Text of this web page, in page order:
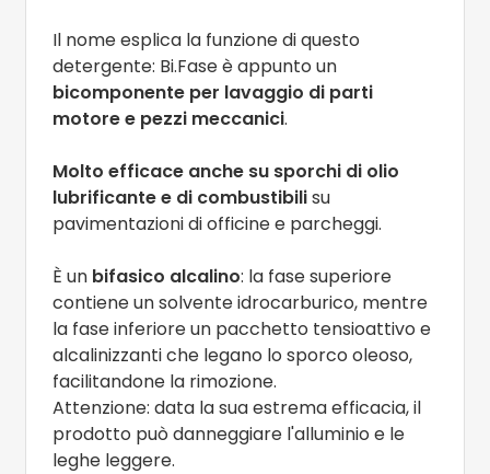
Il nome esplica la funzione di questo
detergente: Bi.Fase è appunto un
bicomponente per lavaggio di parti
motore e pezzi meccanici.
Molto efficace anche su sporchi di olio
lubrificante e di combustibilisu
pavimentazioni di officine e parcheggi.
È un bifasico alcalino: la fase superiore
contiene un solvente idrocarburico, mentre
la fase inferiore un pacchetto tensioattivo e
alcalinizzanti che legano lo sporco oleoso,
facilitandone la rimozione.
Attenzione: data la sua estrema efficacia, il
prodotto può danneggiare l'alluminio e le
leghe leggere.